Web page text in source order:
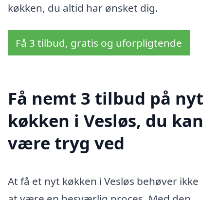
køkken, du altid har ønsket dig.
Få 3 tilbud, gratis og uforpligtende
Få nemt 3 tilbud på nyt
køkken i Vesløs, du kan
være tryg ved
At få et nyt køkken i Vesløs behøver ikke